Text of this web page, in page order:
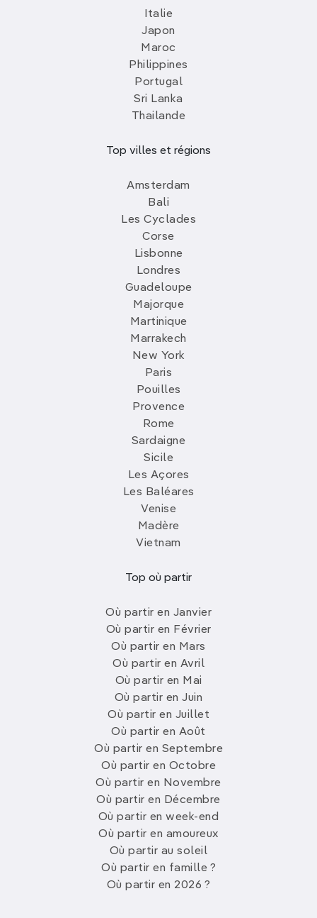
Italie
Japon
Maroc
Philippines
Portugal
Sri Lanka
Thailande
Top villes et régions
Amsterdam
Bali
Les Cyclades
Corse
Lisbonne
Londres
Guadeloupe
Majorque
Martinique
Marrakech
New York
Paris
Pouilles
Provence
Rome
Sardaigne
Sicile
Les Açores
Les Baléares
Venise
Madère
Vietnam
Top où partir
Où partir en Janvier
Où partir en Février
Où partir en Mars
Où partir en Avril
Où partir en Mai
Où partir en Juin
Où partir en Juillet
Où partir en Août
Où partir en Septembre
Où partir en Octobre
Où partir en Novembre
Où partir en Décembre
Où partir en week-end
Où partir en amoureux
Où partir au soleil
Où partir en famille ?
Où partir en 2026 ?